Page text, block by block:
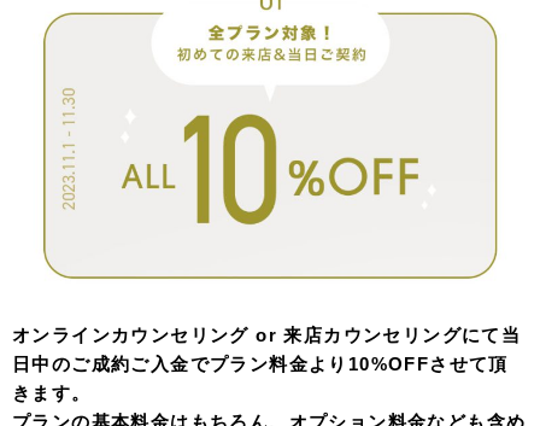
オンラインカウンセリング or 来店カウンセリングにて当
日中のご成約ご入金でプラン料金より10%OFFさせて頂
きます。
プランの基本料金はもちろん、オプション料金なども含め